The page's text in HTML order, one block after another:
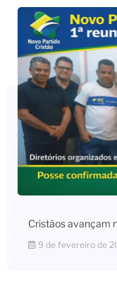
Cristãos avançam
9 de fevereiro de